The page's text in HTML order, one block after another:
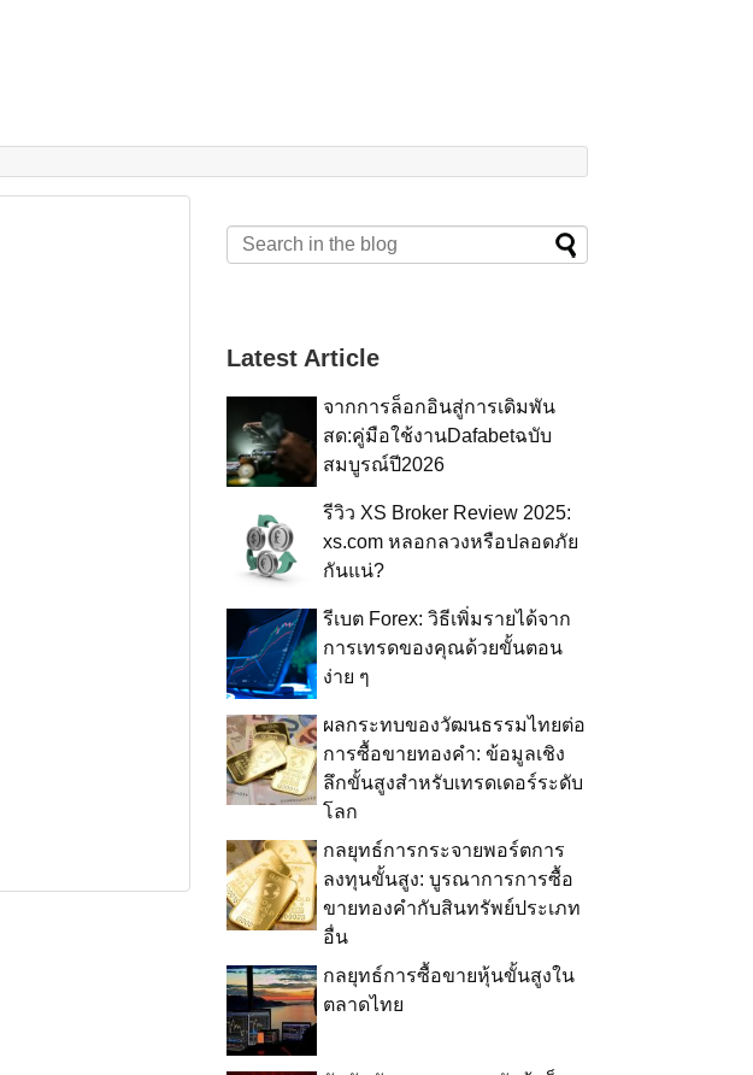
Latest Article
จากการล็อกอินสู่การเดิมพัน
สด:คู่มือใช้งานDafabetฉบับ
สมบูรณ์ปี2026
รีวิว XS Broker Review 2025:
xs.com หลอกลวงหรือปลอดภัย
กันแน่?
รีเบต Forex: วิธีเพิ่มรายได้จาก
การเทรดของคุณด้วยขั้นตอน
ง่าย ๆ
ผลกระทบของวัฒนธรรมไทยต่อ
การซื้อขายทองคำ: ข้อมูลเชิง
ลึกขั้นสูงสำหรับเทรดเดอร์ระดับ
โลก
กลยุทธ์การกระจายพอร์ตการ
ลงทุนขั้นสูง: บูรณาการการซื้อ
ขายทองคำกับสินทรัพย์ประเภท
อื่น
กลยุทธ์การซื้อขายหุ้นขั้นสูงใน
ตลาดไทย